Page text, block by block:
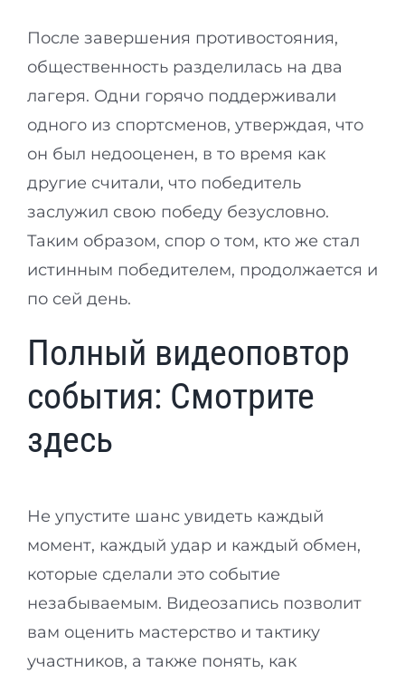
После завершения противостояния,
общественность разделилась на два
лагеря. Одни горячо поддерживали
одного из спортсменов, утверждая, что
он был недооценен, в то время как
другие считали, что победитель
заслужил свою победу безусловно.
Таким образом, спор о том, кто же стал
истинным победителем, продолжается и
по сей день.
Полный видеоповтор
события: Смотрите
здесь
Не упустите шанс увидеть каждый
момент, каждый удар и каждый обмен,
которые сделали это событие
незабываемым. Видеозапись позволит
вам оценить мастерство и тактику
участников, а также понять, как